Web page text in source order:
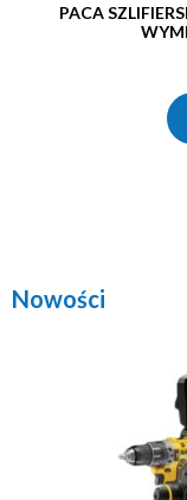
PACA SZLIFIERSKA 400*160MM TARNIK METALOWY
Nowości